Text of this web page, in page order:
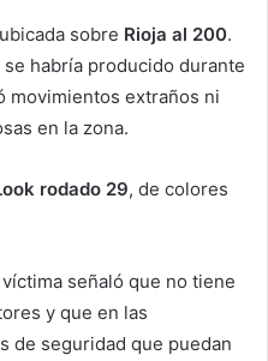
sobre Rioja al 200.
habría producido durante
movimientos extraños ni
en la zona.
rodado 29, de colores
señaló que no tiene
y que en las
de seguridad que puedan